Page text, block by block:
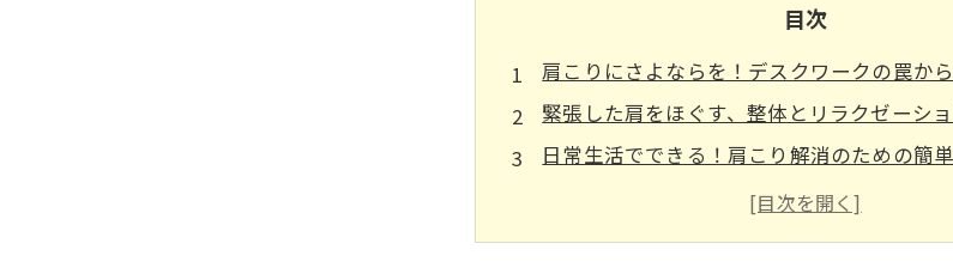
目次
肩こりにさよならを！デスクワークの罠か
緊張した肩をほぐす、整体とリラクゼーシ
日常生活でできる！肩こり解消のための簡
心もリフレッシュ！ストレス発散法を見つけ
肩こりとストレスを同時に解決する生活習